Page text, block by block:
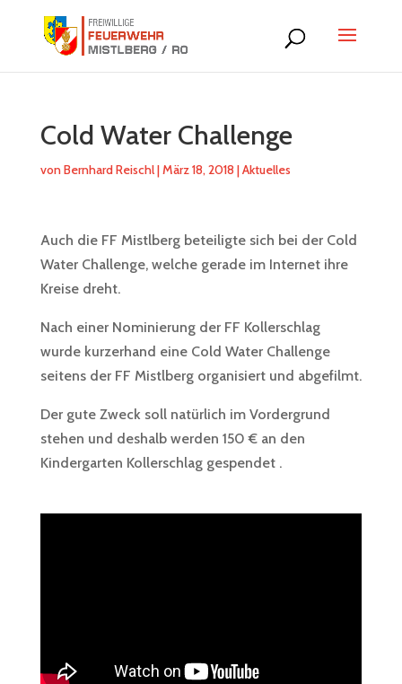
Cold Water Challenge
vonBernhard Reischl|März 18, 2018 |Aktuelles
Auch die FF Mistlberg beteiligte sich bei der Cold
Water Challenge, welche gerade im Internet ihre
Kreise dreht.
Nach einer Nominierung der FF Kollerschlag
wurde kurzerhand eine Cold Water Challenge
seitens der FF Mistlberg organisiert und abgefilmt.
Der gute Zweck soll natürlich im Vordergrund
stehen und deshalb werden 150 € an den
Kindergarten Kollerschlag gespendet .